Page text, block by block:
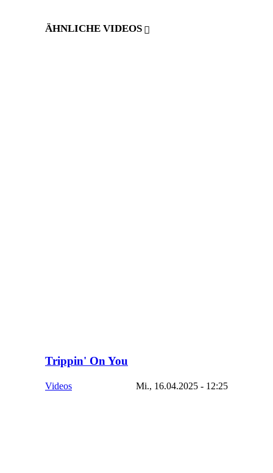
ÄHNLICHE VIDEOS
Trippin' On You
Videos Mi., 16.04.2025 - 12:25